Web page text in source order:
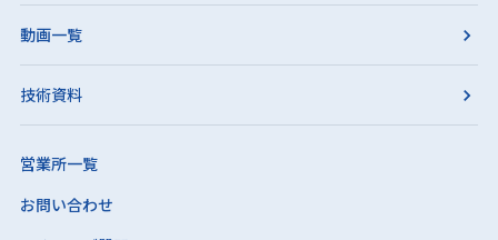
動画一覧
技術資料
営業所一覧
お問い合わせ